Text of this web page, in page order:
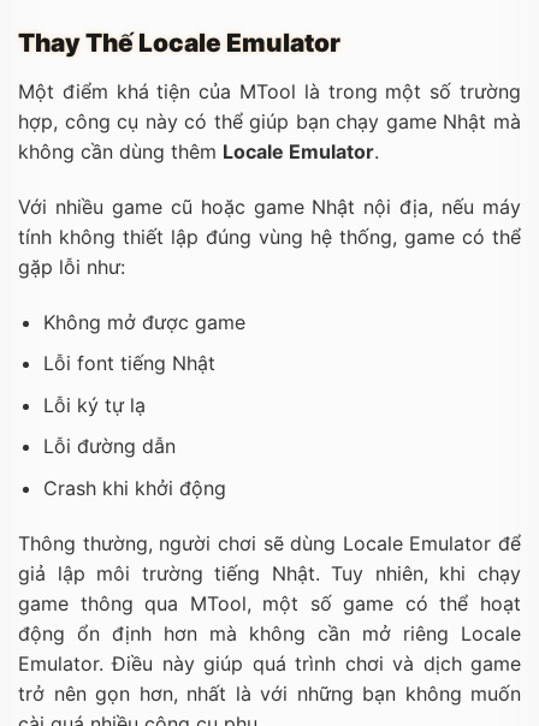
Thay Thế Locale Emulator
Một điểm khá tiện của MTool là trong một số trường
hợp, công cụ này có thể giúp bạn chạy game Nhật mà
không cần dùng thêm Locale Emulator.
Với nhiều game cũ hoặc game Nhật nội địa, nếu máy
tính không thiết lập đúng vùng hệ thống, game có thể
gặp lỗi như:
Không mở được game
Lỗi font tiếng Nhật
Lỗi ký tự lạ
Lỗi đường dẫn
Crash khi khởi động
Thông thường, người chơi sẽ dùng Locale Emulator để
giả lập môi trường tiếng Nhật. Tuy nhiên, khi chạy
game thông qua MTool, một số game có thể hoạt
động ổn định hơn mà không cần mở riêng Locale
Emulator. Điều này giúp quá trình chơi và dịch game
trở nên gọn hơn, nhất là với những bạn không muốn